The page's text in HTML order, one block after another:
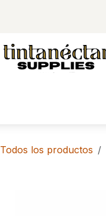
Todos los productos